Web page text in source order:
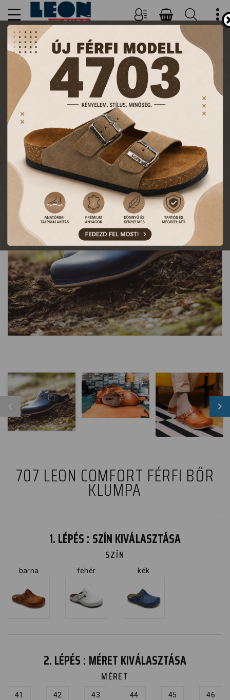
NŐI, FÉRFI PAPUCSOK ÉS
KLUMPÁK
FŐOLDAL TERMÉKEK
707 LEON COMFORT FÉRFI BŐR
KLUMPA
1. LÉPÉS : SZÍN KIVÁLASZTÁSA
SZÍN
barna fehér kék
2. LÉPÉS : MÉRET KIVÁLASZTÁSA
MÉRET
41 42 43 44 45 46